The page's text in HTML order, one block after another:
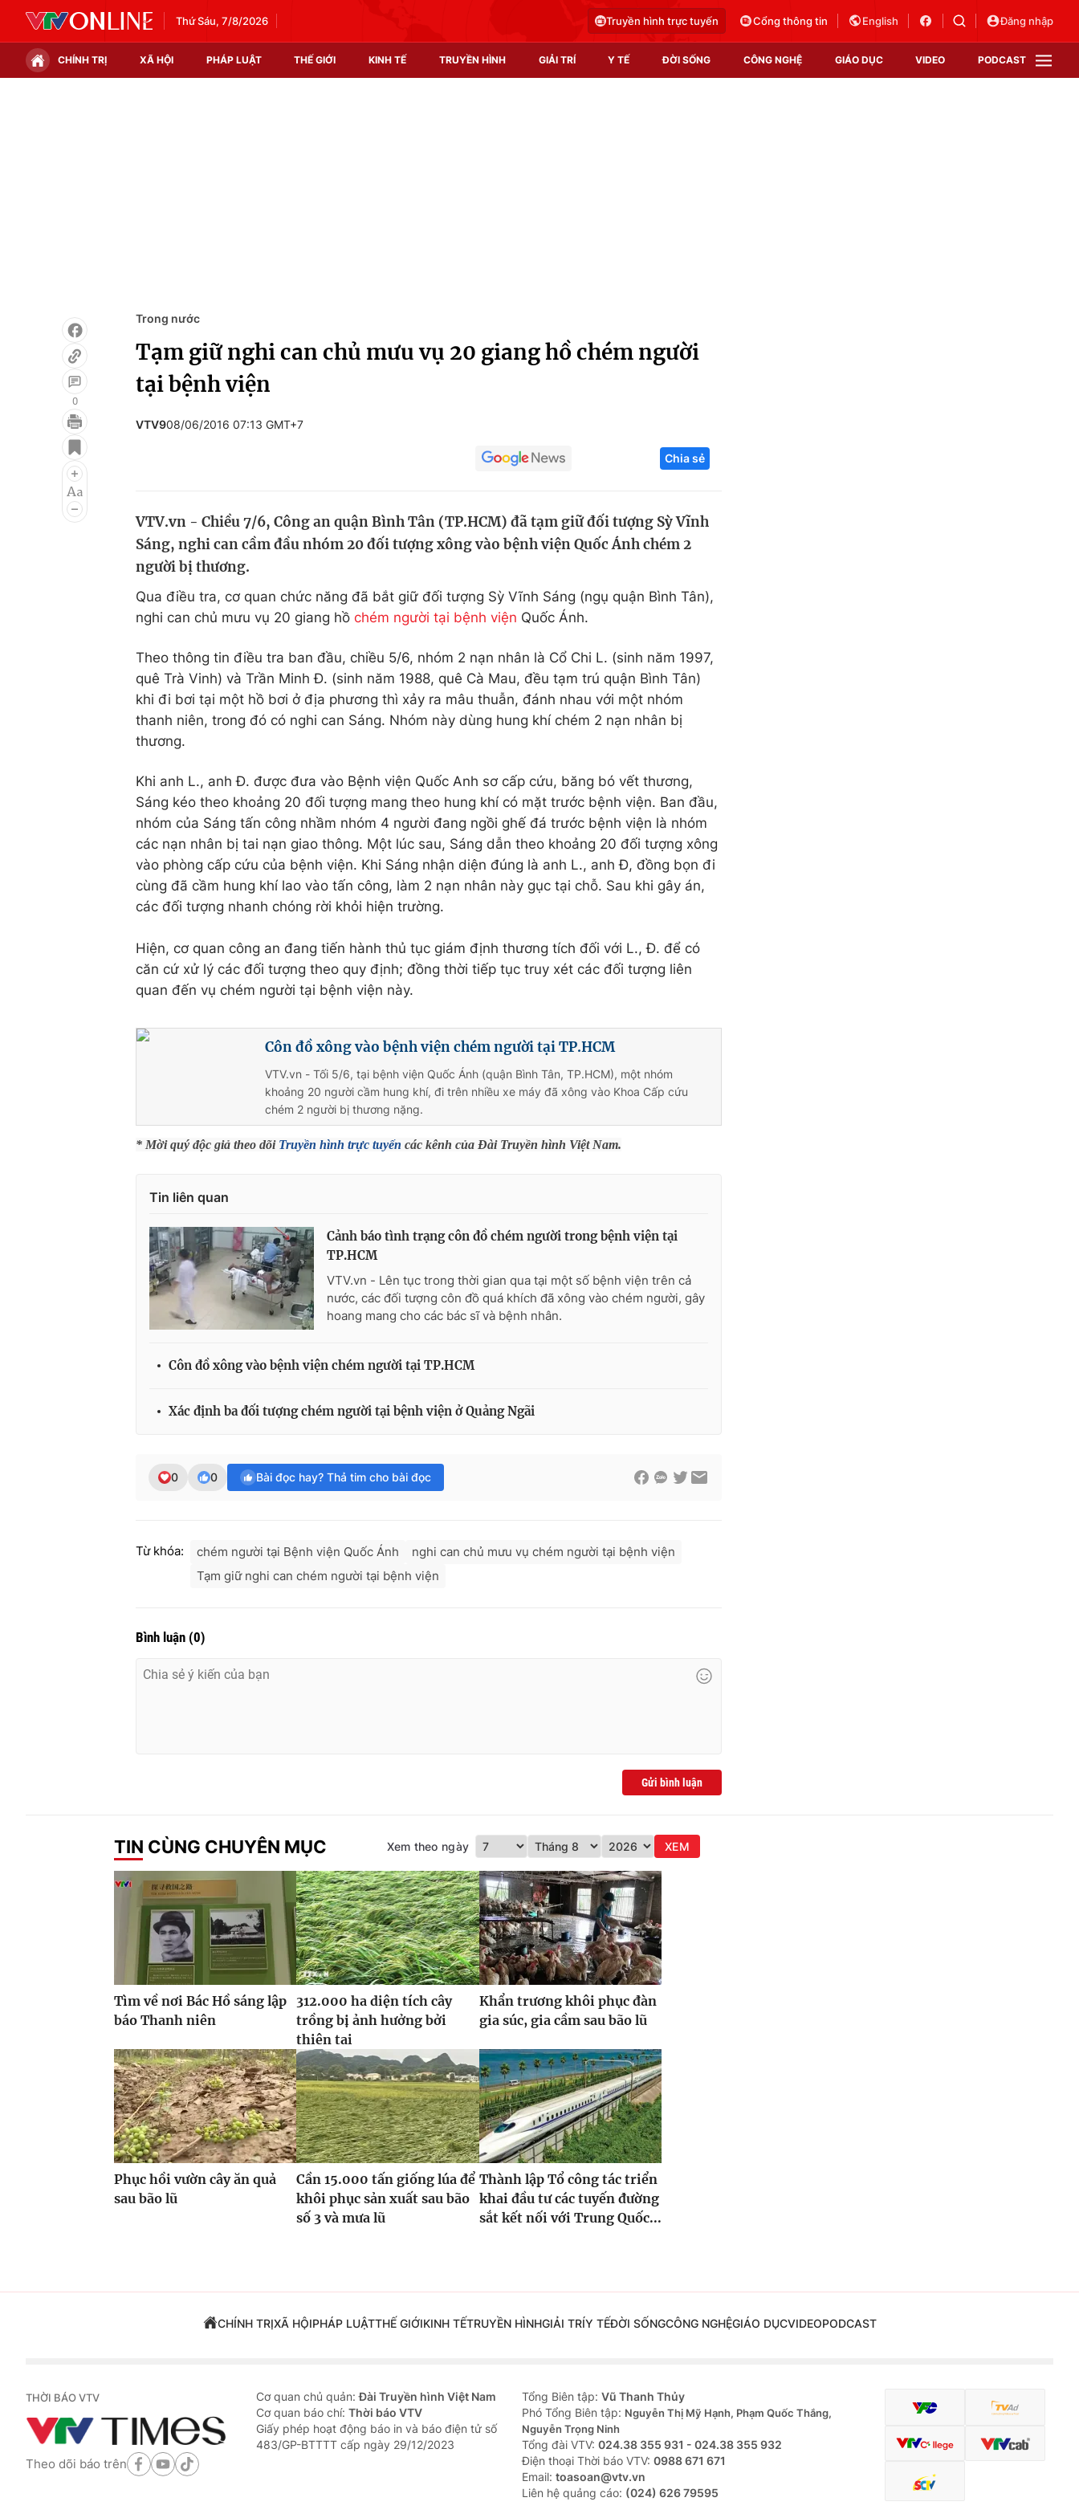
Thứ Sáu, 7/8/2026 Truyền hình trực tuyến Cổng thông tin English Đăng nhập
CHÍNH TRỊ XÃ HỘI PHÁP LUẬT THẾ GIỚI KINH TẾ TRUYỀN HÌNH GIẢI TRÍ Y TẾ ĐỜI SỐNG CÔNG NGHỆ GIÁO DỤC VIDEO PODCAST
Infographic
Điện ảnh
Âm nhạc
Chất lượng cuộc sống
Tuyển sinh
Hitech Công nghệ tương lai
Thị trường
0
Trong nước
Tạm giữ nghi can chủ mưu vụ 20 giang hồ chém người
tại bệnh viện
VTV908/06/2016 07:13 GMT+7
Chia sẻ
VTV.vn - Chiều 7/6, Công an quận Bình Tân (TP.HCM) đã tạm giữ đối tượng Sỳ Vĩnh
Sáng, nghi can cầm đầu nhóm 20 đối tượng xông vào bệnh viện Quốc Ánh chém 2
người bị thương.
Qua điều tra, cơ quan chức năng đã bắt giữ đối tượng Sỳ Vĩnh Sáng (ngụ quận Bình Tân),
nghi can chủ mưu vụ 20 giang hồ chém người tại bệnh viện Quốc Ánh.
Theo thông tin điều tra ban đầu, chiều 5/6, nhóm 2 nạn nhân là Cổ Chi L. (sinh năm 1997,
quê Trà Vinh) và Trần Minh Đ. (sinh năm 1988, quê Cà Mau, đều tạm trú quận Bình Tân)
khi đi bơi tại một hồ bơi ở địa phương thì xảy ra mâu thuẫn, đánh nhau với một nhóm
thanh niên, trong đó có nghi can Sáng. Nhóm này dùng hung khí chém 2 nạn nhân bị
thương.
Khi anh L., anh Đ. được đưa vào Bệnh viện Quốc Anh sơ cấp cứu, băng bó vết thương,
Sáng kéo theo khoảng 20 đối tượng mang theo hung khí có mặt trước bệnh viện. Ban đầu,
nhóm của Sáng tấn công nhầm nhóm 4 người đang ngồi ghế đá trước bệnh viện là nhóm
các nạn nhân bị tai nạn giao thông. Một lúc sau, Sáng dẫn theo khoảng 20 đối tượng xông
vào phòng cấp cứu của bệnh viện. Khi Sáng nhận diện đúng là anh L., anh Đ, đồng bọn đi
cùng đã cầm hung khí lao vào tấn công, làm 2 nạn nhân này gục tại chỗ. Sau khi gây án,
các đối tượng nhanh chóng rời khỏi hiện trường.
Hiện, cơ quan công an đang tiến hành thủ tục giám định thương tích đối với L., Đ. để có
căn cứ xử lý các đối tượng theo quy định; đồng thời tiếp tục truy xét các đối tượng liên
quan đến vụ chém người tại bệnh viện này.
Côn đồ xông vào bệnh viện chém người tại TP.HCM
VTV.vn - Tối 5/6, tại bệnh viện Quốc Ánh (quận Bình Tân, TP.HCM), một nhóm
khoảng 20 người cầm hung khí, đi trên nhiều xe máy đã xông vào Khoa Cấp cứu
chém 2 người bị thương nặng.
* Mời quý độc giả theo dõi Truyền hình trực tuyến các kênh của Đài Truyền hình Việt Nam.
Tin liên quan
Cảnh báo tình trạng côn đồ chém người trong bệnh viện tại
TP.HCM
VTV.vn - Lên tục trong thời gian qua tại một số bệnh viện trên cả
nước, các đối tượng côn đồ quá khích đã xông vào chém người, gây
hoang mang cho các bác sĩ và bệnh nhân.
Côn đồ xông vào bệnh viện chém người tại TP.HCM
Xác định ba đối tượng chém người tại bệnh viện ở Quảng Ngãi
0 0 Bài đọc hay? Thả tim cho bài đọc
Từ khóa: chém người tại Bệnh viện Quốc Ánh
nghi can chủ mưu vụ chém người tại bệnh viện
Tạm giữ nghi can chém người tại bệnh viện
Bình luận (0)
Gửi bình luận
TIN CÙNG CHUYÊN MỤC Xem theo ngày XEM
Tìm về nơi Bác Hồ sáng lập
báo Thanh niên
312.000 ha diện tích cây
trồng bị ảnh hưởng bởi
thiên tai
Khẩn trương khôi phục đàn
gia súc, gia cầm sau bão lũ
Phục hồi vườn cây ăn quả
sau bão lũ
Cần 15.000 tấn giống lúa để
khôi phục sản xuất sau bão
số 3 và mưa lũ
Thành lập Tổ công tác triển
khai đầu tư các tuyến đường
sắt kết nối với Trung Quốc...
CHÍNH TRỊXÃ HỘIPHÁP LUẬTTHẾ GIỚIKINH TẾTRUYỀN HÌNHGIẢI TRÍY TẾĐỜI SỐNGCÔNG NGHỆGIÁO DỤCVIDEOPODCAST
THỜI BÁO VTV
Theo dõi báo trên
Cơ quan chủ quản:Đài Truyền hình Việt Nam
Cơ quan báo chí: Thời báo VTV
Giấy phép hoạt động báo in và báo điện tử số
483/GP-BTTTT cấp ngày 29/12/2023
Tổng Biên tập: Vũ Thanh Thủy
Phó Tổng Biên tập: Nguyễn Thị Mỹ Hạnh, Phạm Quốc Thắng,
Nguyễn Trọng Ninh
Tổng đài VTV: 024.38 355 931 - 024.38 355 932
Ðiện thoại Thời báo VTV: 0988 671 671
Email: toasoan@vtv.vn
Liên hệ quảng cáo: (024) 626 79595